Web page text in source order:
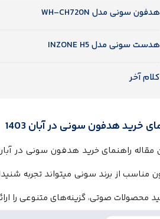
هدفون سونی مدل WH-CH720N
هدست سونی مدل INZONE H5
کلام آخر
خرید هدفون‌ سونی در آبان 1403
مناسب از برند سونی میتواند تجربه
محصولات صوتی، گزینه‌های متنوعی را